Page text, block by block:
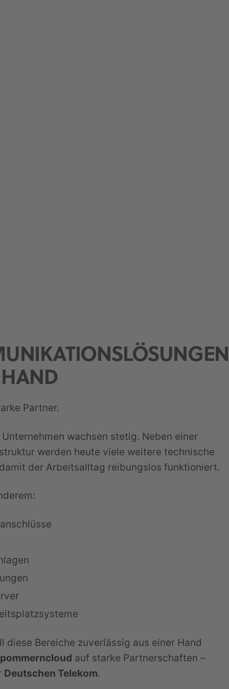
Partner.
wachsen stetig. Neben einer
werden heute viele weitere technische
der Arbeitsalltag reibungslos funktioniert.
diese Bereiche zuverlässig aus einer Hand
auf starke Partnerschaften –
Deutschen Telekom.